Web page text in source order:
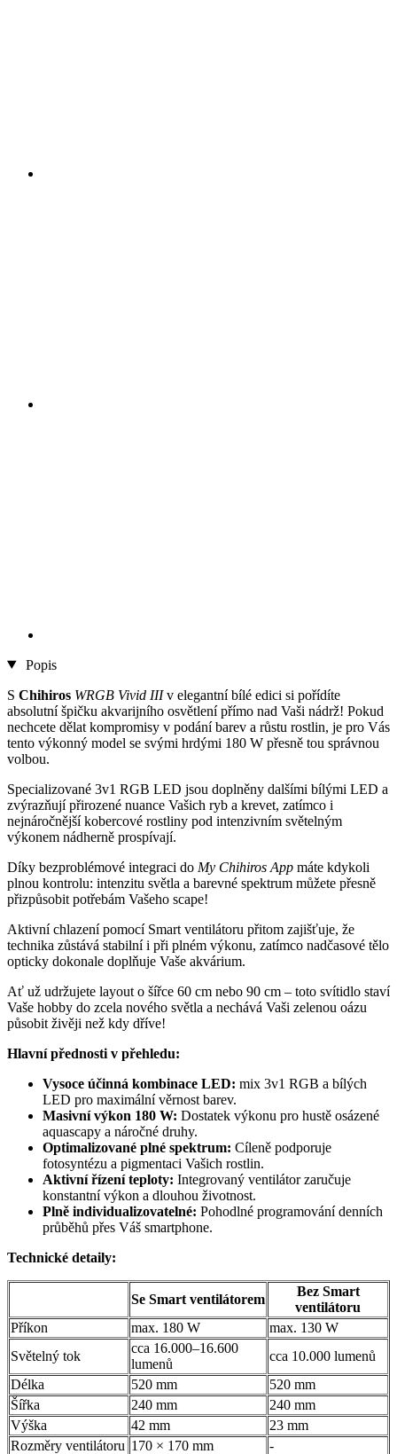
Popis
S Chihiros WRGB Vivid IIIv elegantní bílé edici si pořídíte
absolutní špičku akvarijního osvětlení přímo nad Vaši nádrž! Pokud
nechcete dělat kompromisy v podání barev a růstu rostlin, je pro Vás
tento výkonný model se svými hrdými 180 W přesně tou správnou
volbou.
Specializované 3v1 RGB LED jsou doplněny dalšími bílými LED a
zvýrazňují přirozené nuance Vašich ryb a krevet, zatímco i
nejnáročnější kobercové rostliny pod intenzivním světelným
výkonem nádherně prospívají.
Díky bezproblémové integraci do My Chihiros App máte kdykoli
plnou kontrolu: intenzitu světla a barevné spektrum můžete přesně
přizpůsobit potřebám Vašeho scape!
Aktivní chlazení pomocí Smart ventilátoru přitom zajišťuje, že
technika zůstává stabilní i při plném výkonu, zatímco nadčasové tělo
opticky dokonale doplňuje Vaše akvárium.
Ať už udržujete layout o šířce 60 cm nebo 90 cm – toto svítidlo staví
Vaše hobby do zcela nového světla a nechává Vaši zelenou oázu
působit živěji než kdy dříve!
Hlavní přednosti v přehledu:
Vysoce účinná kombinace LED: mix 3v1 RGB a bílých
LED pro maximální věrnost barev.
Masivní výkon 180 W: Dostatek výkonu pro hustě osázené
aquascapy a náročné druhy.
Optimalizované plné spektrum: Cíleně podporuje
fotosyntézu a pigmentaci Vašich rostlin.
Aktivní řízení teploty: Integrovaný ventilátor zaručuje
konstantní výkon a dlouhou životnost.
Plně individualizovatelné: Pohodlné programování denních
průběhů přes Váš smartphone.
Technické detaily:
Se Smart ventilátorem
Bez Smart
ventilátoru
Příkon
max. 180 W
max. 130 W
Světelný tok
cca 16.000–16.600
lumenů
cca 10.000 lumenů
Délka
520 mm
520 mm
Šířka
240 mm
240 mm
Výška
42 mm
23 mm
Rozměry ventilátoru 170 × 170 mm
-